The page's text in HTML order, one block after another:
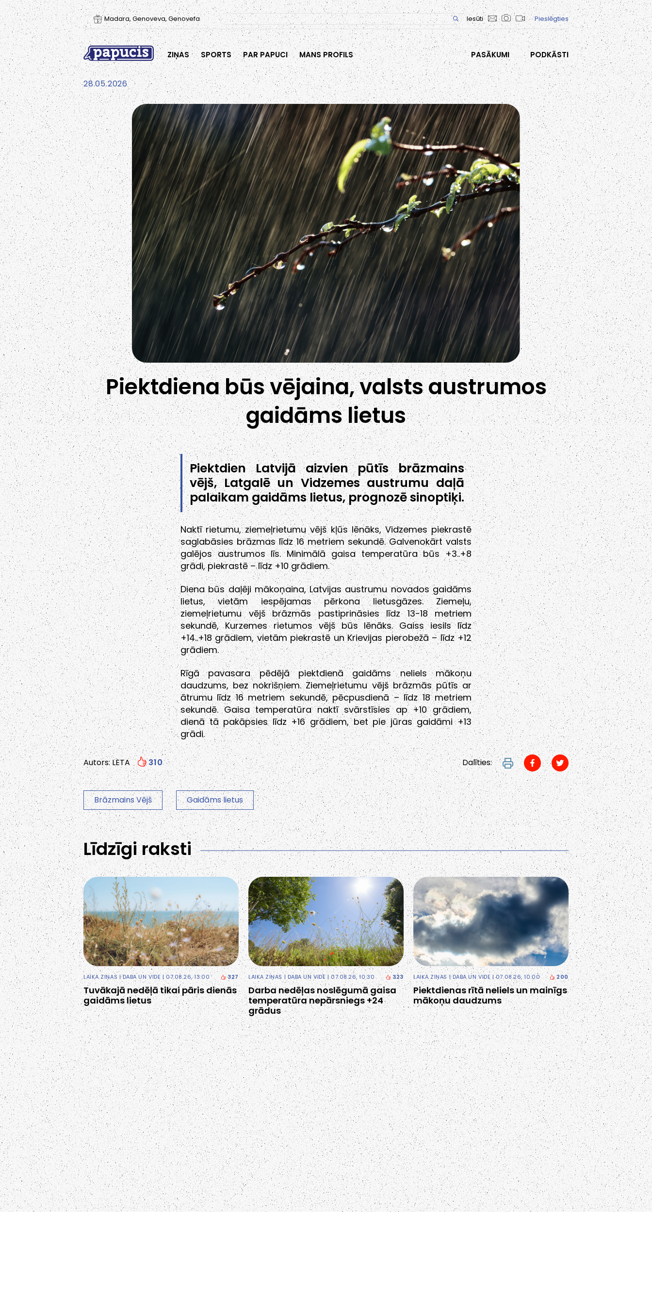
Madara, Genoveva, Genovefa Iesūti Pieslēgties
ZIŅAS SPORTS PAR PAPUCI MANS PROFILS PASĀKUMI PODKĀSTI
28.05.2026
Piektdiena būs vējaina, valsts austrumos
gaidāms lietus
Piektdien Latvijā aizvien pūtīs brāzmains
vējš, Latgalē un Vidzemes austrumu daļā
palaikam gaidāms lietus, prognozē sinoptiķi.
Naktī rietumu, ziemeļrietumu vējš kļūs lēnāks, Vidzemes piekrastē
saglabāsies brāzmas līdz 16 metriem sekundē. Galvenokārt valsts
galējos austrumos līs. Minimālā gaisa temperatūra būs +3..+8
grādi, piekrastē – līdz +10 grādiem.
Diena būs daļēji mākoņaina, Latvijas austrumu novados gaidāms
lietus, vietām iespējamas pērkona lietusgāzes. Ziemeļu,
ziemeļrietumu vējš brāzmās pastiprināsies līdz 13-18 metriem
sekundē, Kurzemes rietumos vējš būs lēnāks. Gaiss iesils līdz
+14..+18 grādiem, vietām piekrastē un Krievijas pierobežā – līdz +12
grādiem.
Rīgā pavasara pēdējā piektdienā gaidāms neliels mākoņu
daudzums, bez nokrišņiem. Ziemeļrietumu vējš brāzmās pūtīs ar
ātrumu līdz 16 metriem sekundē, pēcpusdienā – līdz 18 metriem
sekundē. Gaisa temperatūra naktī svārstīsies ap +10 grādiem,
dienā tā pakāpsies līdz +16 grādiem, bet pie jūras gaidāmi +13
grādi.
Autors: LETA 310 Dalīties:
Brāzmains Vējš Gaidāms lietus
Līdzīgi raksti
LAIKA ZIŅAS|DABA UN VIDE | 07.08.26, 13:00 327
Tuvākajā nedēļā tikai pāris dienās
gaidāms lietus
LAIKA ZIŅAS| DABA UN VIDE| 07.08.26, 10:30 323
Darba nedēļas noslēgumā gaisa
temperatūra nepārsniegs +24
grādus
LAIKA ZIŅAS|DABA UN VIDE | 07.08.26, 10:00 200
Piektdienas rītā neliels un mainīgs
mākoņu daudzums